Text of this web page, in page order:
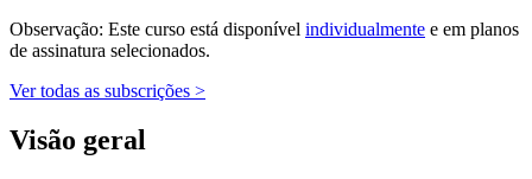
Observação: Este curso está disponível individualmente e em planos
de assinatura selecionados.
Ver todas as subscrições >
Visão geral